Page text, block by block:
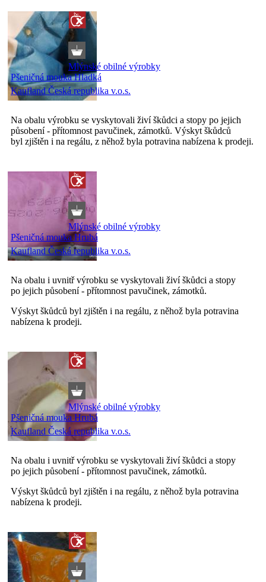
Mlýnské obilné výrobky
Pšeničná mouka Hladká
Kaufland Česká republika v.o.s.
Na obalu výrobku se vyskytovali živí škůdci a stopy po jejich
působení - přítomnost pavučinek, zámotků. Výskyt škůdců
byl zjištěn i na regálu, z něhož byla potravina nabízena k prodeji.
Mlýnské obilné výrobky
Pšeničná mouka Hrubá
Kaufland Česká republika v.o.s.
Na obalu i uvnitř výrobku se vyskytovali živí škůdci a stopy
po jejich působení - přítomnost pavučinek, zámotků.
Výskyt škůdců byl zjištěn i na regálu, z něhož byla potravina
nabízena k prodeji.
Mlýnské obilné výrobky
Pšeničná mouka Hrubá
Kaufland Česká republika v.o.s.
Na obalu i uvnitř výrobku se vyskytovali živí škůdci a stopy
po jejich působení - přítomnost pavučinek, zámotků.
Výskyt škůdců byl zjištěn i na regálu, z něhož byla potravina
nabízena k prodeji.